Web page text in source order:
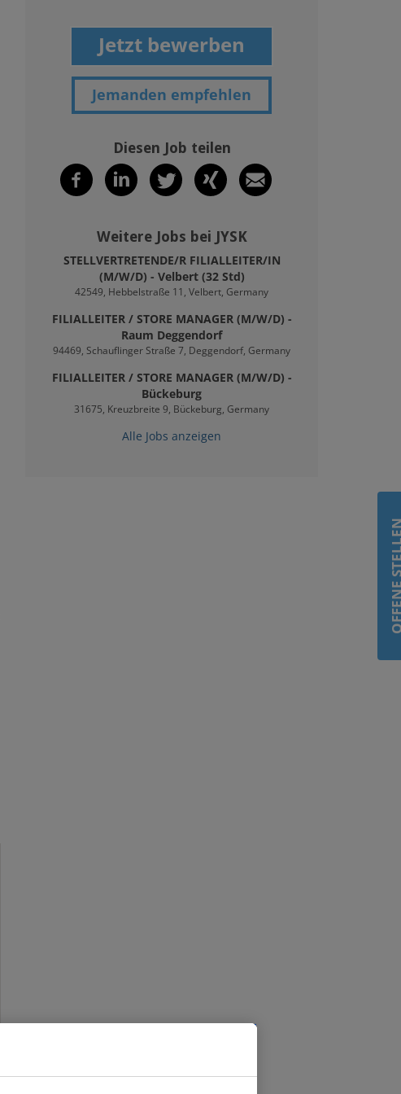
Jetzt bewerben
Jemanden empfehlen
Diesen Job teilen
Weitere Jobs bei JYSK
STELLVERTRETENDE/R FILIALLEITER/IN
(M/W/D) - Velbert (32 Std)
42549, Hebbelstraße 11, Velbert, Germany
FILIALLEITER / STORE MANAGER (M/W/D) -
Raum Deggendorf
94469, Schauflinger Straße 7, Deggendorf, Germany
FILIALLEITER / STORE MANAGER (M/W/D) -
Bückeburg
31675, Kreuzbreite 9, Bückeburg, Germany
Alle Jobs anzeigen